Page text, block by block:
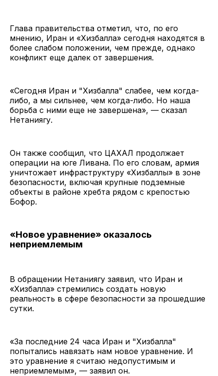
Глава правительства отметил, что, по его
мнению, Иран и «Хизбалла» сегодня находятся в
более слабом положении, чем прежде, однако
конфликт еще далек от завершения.
«Сегодня Иран и "Хизбалла" слабее, чем когда-
либо, а мы сильнее, чем когда-либо. Но наша
борьба с ними еще не завершена», — сказал
Нетаниягу.
Он также сообщил, что ЦАХАЛ продолжает
операции на юге Ливана. По его словам, армия
уничтожает инфраструктуру «Хизбаллы» в зоне
безопасности, включая крупные подземные
объекты в районе хребта рядом с крепостью
Бофор.
«Новое уравнение» оказалось
неприемлемым
В обращении Нетаниягу заявил, что Иран и
«Хизбалла» стремились создать новую
реальность в сфере безопасности за прошедшие
сутки.
«За последние 24 часа Иран и "Хизбалла"
попытались навязать нам новое уравнение. И
это уравнение я считаю недопустимым и
неприемлемым», — заявил он.